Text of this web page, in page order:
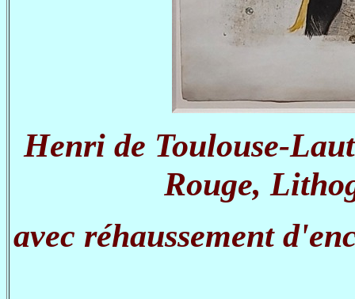
Henri de Toulouse-
Rouge,
avec réhaussement